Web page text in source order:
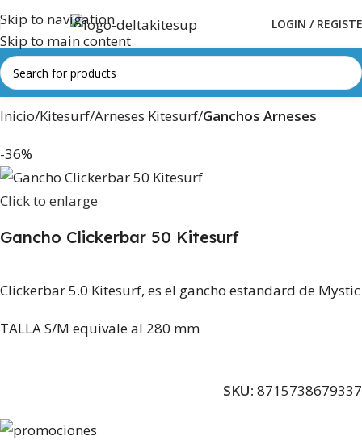
Skip to navigation
Skip to main content
LOGIN /
Inicio Kitesurf Arneses Kitesurf Ganchos Arneses
-36%
Click to enlarge
Gancho Clickerbar 50 Kitesurf
Clickerbar 5.0 Kitesurf, es el gancho estandard de Mystic
TALLA S/M equivale al 280 mm
SKU: 8715738679337